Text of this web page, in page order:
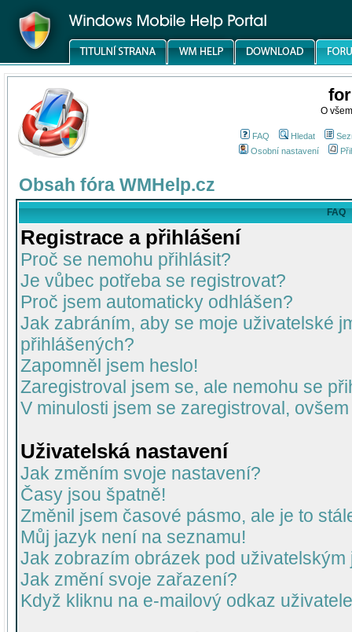
O
FAQ Hledat
Osobní nastavení
Obsah fóra WMHelp.cz
FAQ
Registrace a přihlášení
Proč se nemohu přihlásit?
Je vůbec potřeba se registrovat?
Proč jsem automaticky odhlášen?
Jak zabráním, aby se moje uživatelské
přihlášených?
Zapomněl jsem heslo!
Zaregistroval jsem se, ale nemohu se
V minulosti jsem se zaregistroval,
Uživatelská nastavení
Jak změním svoje nastavení?
Časy jsou špatně!
Změnil jsem časové pásmo, ale je to
Můj jazyk není na seznamu!
Jak zobrazím obrázek pod uživatelským
Jak změní svoje zařazení?
Když kliknu na e-mailový odkaz